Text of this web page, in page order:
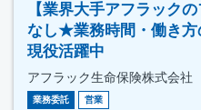
【業界大手アフラック
なし★業務時間・働き
現役活躍中
アフラック生命保険株式会社
業務委託 営業